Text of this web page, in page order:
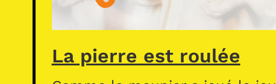
La pierre est roulée